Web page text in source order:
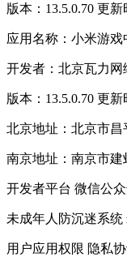
版本：13.5.0.70 更
应用名称：小米游戏
开发者：北京瓦力网
版本：13.5.0.70 更
北京地址：北京市昌
南京地址：南京市建
开发者平台 微信公
未成年人防沉迷系统
用户应用权限 隐私